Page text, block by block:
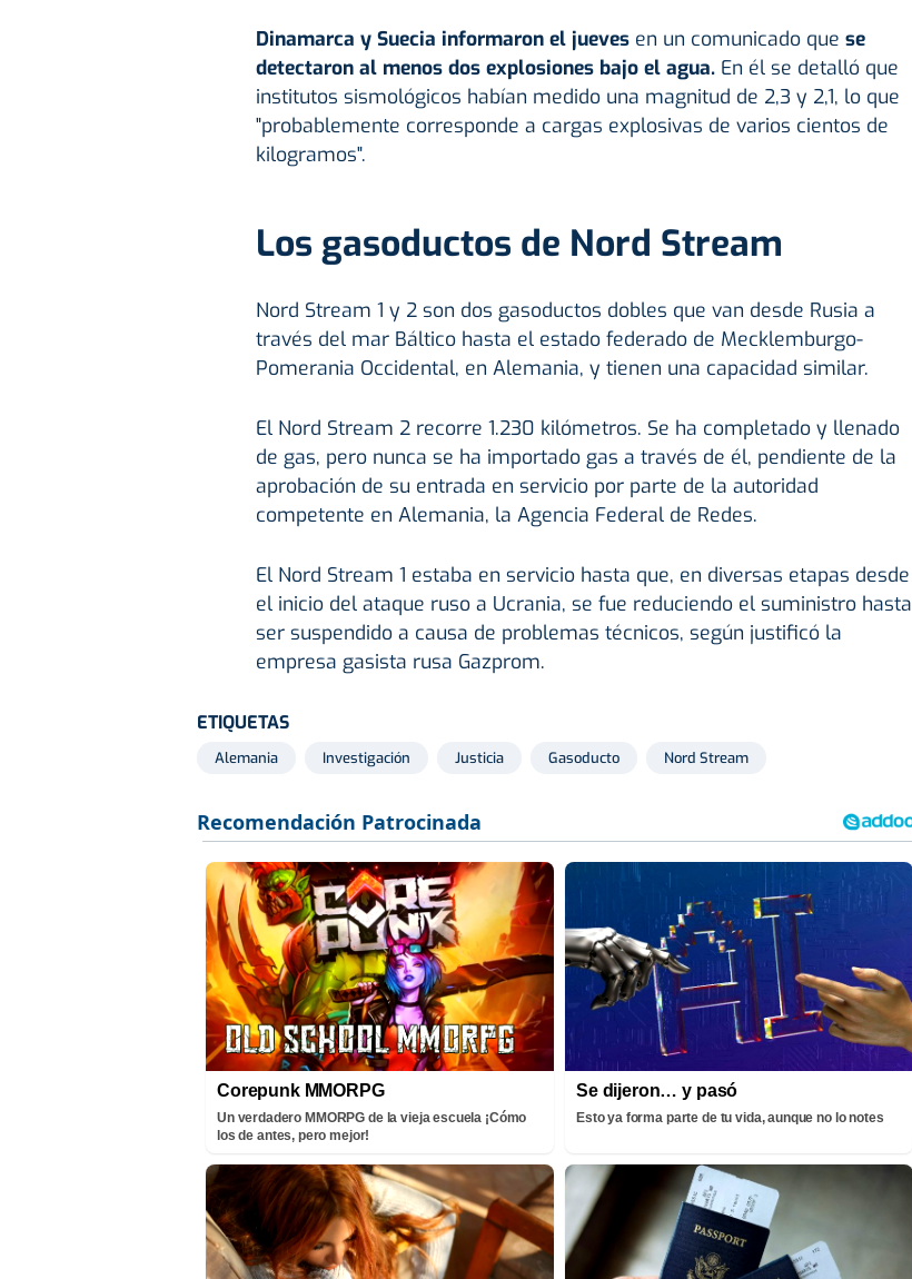
Dinamarca y Suecia informaron el juevesen un comunicado que se
detectaron al menos dos explosiones bajo el agua. En él se detalló que
institutos sismológicos habían medido una magnitud de 2,3 y 2,1, lo que
"probablemente corresponde a cargas explosivas de varios cientos de
kilogramos".
Los gasoductos de Nord Stream
Nord Stream 1 y 2 son dos gasoductos dobles que van desde Rusia a
través del mar Báltico hasta el estado federado de Mecklemburgo-
Pomerania Occidental, en Alemania, y tienen una capacidad similar.
El Nord Stream 2 recorre 1.230 kilómetros. Se ha completado y llenado
de gas, pero nunca se ha importado gas a través de él, pendiente de la
aprobación de su entrada en servicio por parte de la autoridad
competente en Alemania, la Agencia Federal de Redes.
El Nord Stream 1 estaba en servicio hasta que, en diversas etapas desde
el inicio del ataque ruso a Ucrania, se fue reduciendo el suministro hasta
ser suspendido a causa de problemas técnicos, según justificó la
empresa gasista rusa Gazprom.
ETIQUETAS
Alemania Investigación Justicia Gasoducto Nord Stream
Corepunk MMORPG
Un verdadero MMORPG de la vieja escuela ¡Cómo
los de antes, pero mejor!
Se dijeron… y pasó
Esto ya forma parte de tu vida, aunque no lo notes